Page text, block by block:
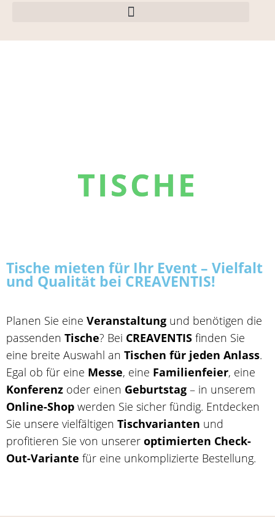
TISCHE
Tische mieten für Ihr Event – Vielfalt
und Qualität bei CREAVENTIS!
Planen Sie eine Veranstaltung und benötigen die
passenden Tische? Bei CREAVENTIS finden Sie
eine breite Auswahl an Tischen für jeden Anlass.
Egal ob für eine Messe, eine Familienfeier, eine
Konferenz oder einen Geburtstag – in unserem
Online-Shop werden Sie sicher fündig. Entdecken
Sie unsere vielfältigen Tischvarianten und
profitieren Sie von unserer optimierten Check-
Out-Variante für eine unkomplizierte Bestellung.